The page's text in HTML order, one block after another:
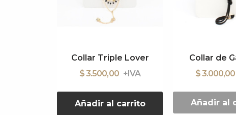
Collar Triple Lover
$ 3.500,00
Añadir al carrito
Collar de
$ 3.000,00
Añadir al